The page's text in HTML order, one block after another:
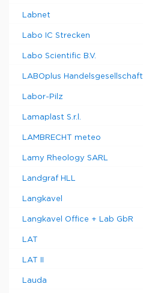
Labnet
Labo IC Strecken
Labo Scientific B.V.
LABOplus Handelsgesellschaft
Labor-Pilz
Lamaplast S.r.l.
LAMBRECHT meteo
Lamy Rheology SARL
Landgraf HLL
Langkavel
Langkavel Office + Lab GbR
LAT
LAT II
Lauda